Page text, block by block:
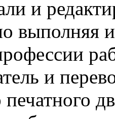
и
выполняя
и